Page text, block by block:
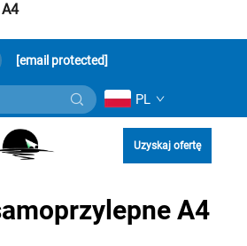
[email protected]
PL
Uzyskaj ofertę
A4